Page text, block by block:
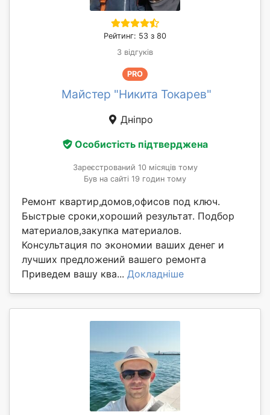
Рейтинг: 53 з 80
3 відгуків
PRO
Майстер "Никита Токарев"
Дніпро
Особистість підтверджена
Зареєстрований 10 місяців тому
Був на сайті 19 годин тому
Ремонт квартир,домов,офисов под ключ.
Быстрые сроки,хороший результат. Подбор
материалов,закупка материалов.
Консультация по экономии ваших денег и
лучших предложений вашего ремонта
Приведем вашу ква... Докладніше